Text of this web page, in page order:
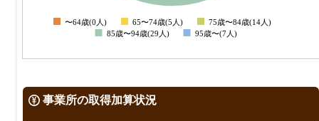
0
〜64歳(0人) 65〜74歳(5人)
75歳〜84歳(14人)
85歳〜94歳(29人)
95歳〜(7人)
事業所の取得加算状況